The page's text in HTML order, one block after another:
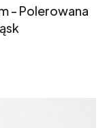
- Polerowana